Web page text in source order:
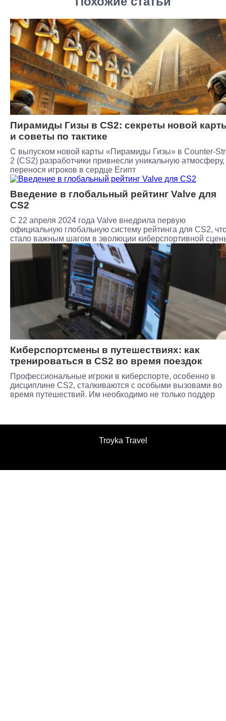
Пирамиды Гизы в CS2: секреты новой
и советы по тактике
С выпуском новой карты «Пирамиды Гизы» в Counter-
2 (CS2) разработчики привнесли уникальную атмосферу,
перенося игроков в сердце Египт
Введение в глобальный рейтинг Valve для
CS2
С 22 апреля 2024 года Valve внедрила первую
официальную глобальную систему рейтинга для CS2,
стало важным шагом в эволюции киберспортивной
Киберспортсмены в путешествиях: как
тренироваться в CS2 во время поездок
Профессиональные игроки в киберспорте, особенно в
дисциплине CS2, сталкиваются с особыми вызовами во
время путешествий. Им необходимо не только поддер
Troyka Travel